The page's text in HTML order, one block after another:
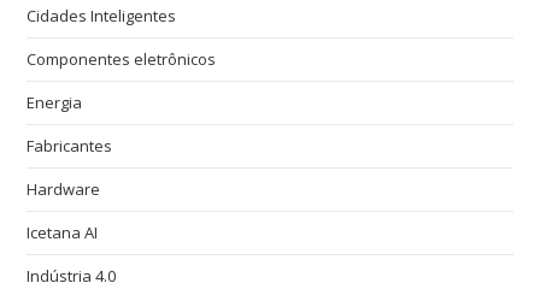
Cidades Inteligentes
Componentes eletrônicos
Energia
Fabricantes
Hardware
Icetana AI
Indústria 4.0